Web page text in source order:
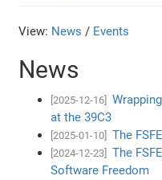
View: News / Events
News
[2025-12-16]
at the 39C3
[2025-01-10] The
[2024-12-23]
The
Software Freedom